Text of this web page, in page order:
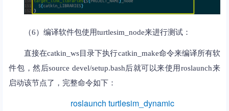
（6）编译软件包使用turtlesim_node来进行测试：
直接在catkin_ws目录下执行catkin_make命令来编译所有软
件包，然后source devel/setup.bash后就可以来使用roslaunch来
启动该节点了，完整命令如下：
roslaunch turtlesim_dynamic